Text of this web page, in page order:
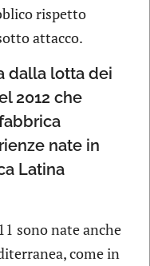
rispetto
attacco.
dalla lotta dei
2012 che
nate in
Latina
sono nate anche
come in